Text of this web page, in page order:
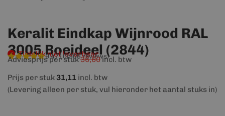
Keralit Eindkap Wijnrood RAL
3005 Boeideel (2844)
Tijdelijk niet leverbaar
9,4/10(906 reviews)
Adviesprijs per stuk36,60incl. btw
Prijs per stuk31,11 incl. btw
(Levering alleen per stuk, vul hieronder het aantal stuks in)